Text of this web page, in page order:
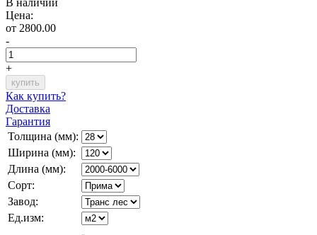
Цена:
от 2800.00
-
+
Как купить?
Доставка
Гарантия
Толщина (мм):
Ширина (мм):
Длина (мм):
Сорт:
Завод:
Ед.изм: